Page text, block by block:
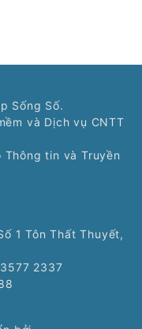
Sống Số.
và Dịch vụ CNTT
Thông tin và Truyền
1 Tôn Thất Thuyết,
2337